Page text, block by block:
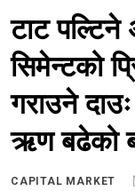
टाट पल्टिने
सिमेन्टको
गराउने
ऋण बढेको
CAPITAL MARKET